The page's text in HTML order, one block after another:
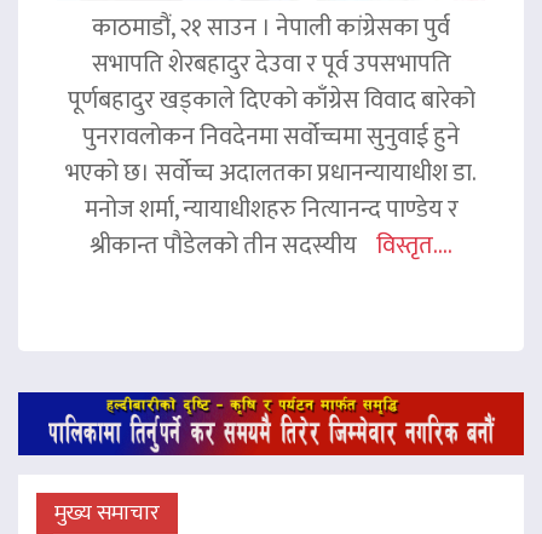
काठमाडौं, २१ साउन । नेपाली कांग्रेसका पुर्व
सभापति शेरबहादुर देउवा र पूर्व उपसभापति
पूर्णबहादुर खड्काले दिएको काँग्रेस विवाद बारेको
पुनरावलोकन निवदेनमा सर्वोच्चमा सुनुवाई हुने
भएको छ। सर्वोच्च अदालतका प्रधानन्यायाधीश डा.
मनोज शर्मा, न्यायाधीशहरु नित्यानन्द पाण्डेय र
श्रीकान्त पौडेलको तीन सदस्यीय विस्तृत....
मुख्य समाचार